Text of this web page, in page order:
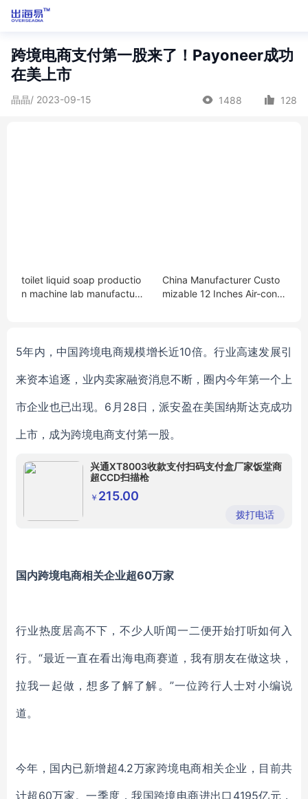
跨境电商支付第一股来了！Payoneer成功
在美上市
晶晶/ 2023-09-15 1488 128
toilet liquid soap productio
n machine lab manufacturin
China Manufacturer Custo
mizable 12 Inches Air-condi
5年内，中国跨境电商规模增长近10倍。行业高速发展引
来资本追逐，业内卖家融资消息不断，圈内今年第一个上
市企业也已出现。6月28日，派安盈在美国纳斯达克成功
上市，成为跨境电商支付第一股。
兴通XT8003收款支付扫码支付盒厂家饭堂商
超CCD扫描枪
￥ 215.00
拨打电话
国内跨境电商相关企业超60万家
行业热度居高不下，不少人听闻一二便开始打听如何入
行。 “最近一直在看出海电商赛道，我有朋友在做这块，
拉我一起做，想多了解了解。”一位跨行人士对小编说
道。
今年， 国内已新增超4.2万家跨境电商相关企业，目前共
计超 60万家。一季度，我国跨境电商进出口4195亿元，